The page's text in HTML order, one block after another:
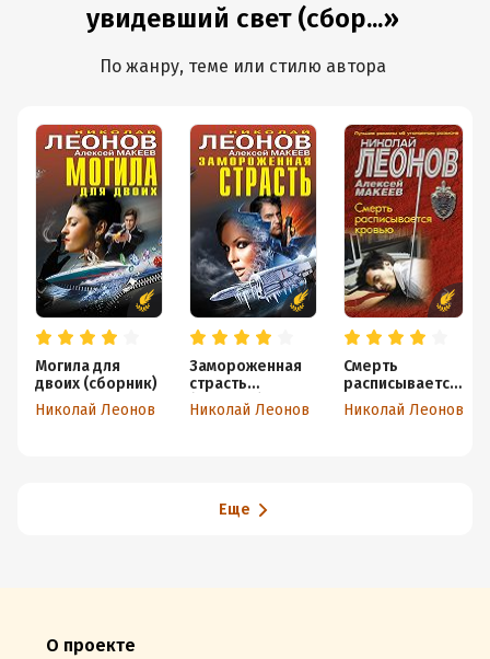
увидевший свет (сбор...»
По жанру, теме или стилю автора
Могила для
двоих (сборник)
Николай Леонов
Замороженная
страсть
(сборник)
Николай Леонов
Смерть
расписывается
кровью
Николай Леонов
Еще
О проекте